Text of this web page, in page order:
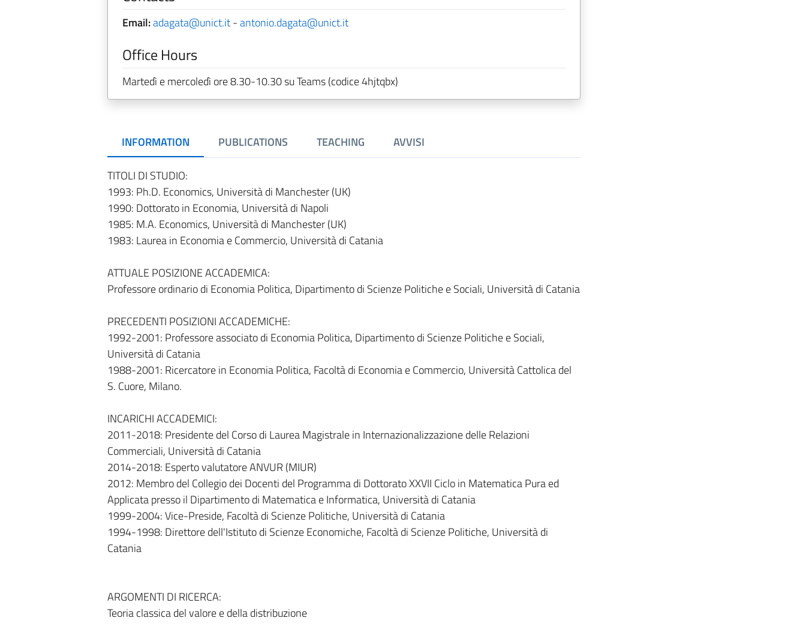
Email:adagata@unict.it-antonio.dagata@unict.it
Office Hours
Martedì e mercoledì ore 8.30-10.30 su Teams (codice 4hjtqbx)
INFORMATION PUBLICATIONS TEACHING AVVISI
TITOLI DI STUDIO:
1993: Ph.D. Economics, Università di Manchester (UK)
1990: Dottorato in Economia, Università di Napoli
1985: M.A. Economics, Università di Manchester (UK)
1983: Laurea in Economia e Commercio, Università di Catania
ATTUALE POSIZIONE ACCADEMICA:
Professore ordinario di Economia Politica, Dipartimento di Scienze Politiche e Sociali, Università di Catania
PRECEDENTI POSIZIONI ACCADEMICHE:
1992-2001: Professore associato di Economia Politica, Dipartimento di Scienze Politiche e Sociali,
Università di Catania
1988-2001: Ricercatore in Economia Politica, Facoltà di Economia e Commercio, Università Cattolica del
S. Cuore, Milano.
INCARICHI ACCADEMICI:
2011-2018: Presidente del Corso di Laurea Magistrale in Internazionalizzazione delle Relazioni
Commerciali, Università di Catania
2014-2018: Esperto valutatore ANVUR (MIUR)
2012: Membro del Collegio dei Docenti del Programma di Dottorato XXVII Ciclo in Matematica Pura ed
Applicata presso il Dipartimento di Matematica e Informatica, Università di Catania
1999-2004: Vice-Preside, Facoltà di Scienze Politiche, Università di Catania
1994-1998: Direttore dell'Istituto di Scienze Economiche, Facoltà di Scienze Politiche, Università di
Catania
ARGOMENTI DI RICERCA:
Teoria classica del valore e della distribuzione